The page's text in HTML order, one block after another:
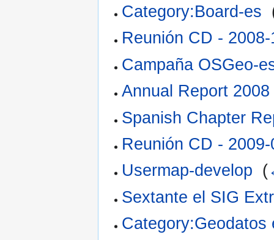
Category:Board-es
Reunión CD -
Campaña OSGeo-
Annual Report
Spanish Chapter
Reunión CD -
Usermap-develop (
Sextante el SIG
Category:Geodatos